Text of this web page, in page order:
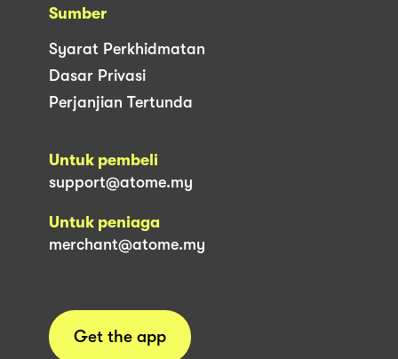
Sumber
Syarat Perkhidmatan
Dasar Privasi
Perjanjian Tertunda
Untuk pembeli
support@atome.my
Untuk peniaga
merchant@atome.my
Get the app